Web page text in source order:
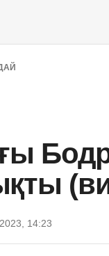
14:23